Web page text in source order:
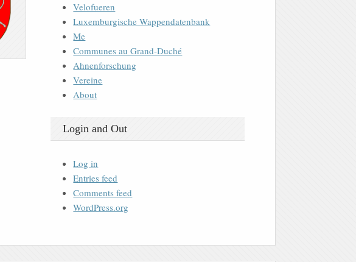
Velofueren
Luxemburgische Wappendatenbank
Me
Communes au Grand-Duché
Ahnenforschung
Vereine
About
Login and Out
Log in
Entries feed
Comments feed
WordPress.org